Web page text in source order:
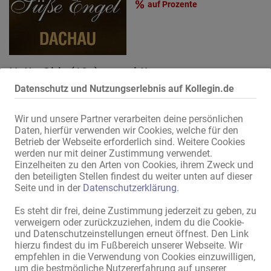
Datenschutz und Nutzungserlebnis auf Kollegin.de
Wir und unsere Partner verarbeiten deine persönlichen
Daten, hierfür verwenden wir Cookies, welche für den
Betrieb der Webseite erforderlich sind. Weitere Cookies
werden nur mit deiner Zustimmung verwendet.
Einzelheiten zu den Arten von Cookies, ihrem Zweck und
den beteiligten Stellen findest du weiter unten auf dieser
Seite und in der Datenschutzerklärung.
Es steht dir frei, deine Zustimmung jederzeit zu geben, zu
verweigern oder zurückzuziehen, indem du die Cookie-
und Datenschutzeinstellungen erneut öffnest. Den Link
hierzu findest du im Fußbereich unserer Webseite. Wir
empfehlen in die Verwendung von Cookies einzuwilligen,
um die bestmögliche Nutzererfahrung auf unserer
mitbringen) - Gute Sprachkenntnisse in Deutsch oder Englisch Auf
ein sauberes, stressfreies und faires Arbeitsklima legen alle
Mieterinnen großen Wert. Deine Kolleginnen sind keine
Konkurrentinnen. Es wird deshalb auf einen höflichen, fairen und
Informationen findest Du unter https://hofer19.de/rent_info.php
For more Information see https://hofer19.de/rent_info_en.php
További információkat itt találsz:
Arbeitstelefonnummer und Dokumenten per WhatsApp
(deutsch/englisch/ungarisch/serbisch). Wir freuen uns, Dich
kennenzulernen! +49-175-6660090 auch Whatsapp
findest du optimale Bedingungen und ein Umfeld mit Niveau.
Zimmer sind begehrt – nicht lange warten! Einfach anrufen,
informieren und direkt dein Zimmer sichern. Top-Angebot –
Tagesmiete Wir sprechen deutsch, englisch und rumänisch Telefon
und WhatsApp +49-176-45535675
auf Prozente
Nette Girls (18+) gesucht!
Süße Engel Dachau Wir suchen immer neue sexy Girls (18+). Beste
Termin, dann bitte Bilder und Beschreibung per WhatsApp an: 0151-
40708583 Infos auch auf unserer Webseite http://www.süsse-
engel.com
06.08.
München
Privat-Appartement
Vermietungen